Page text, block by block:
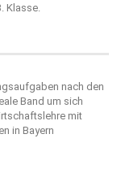
Klasse.
nach den
Band um sich
mit
in Bayern